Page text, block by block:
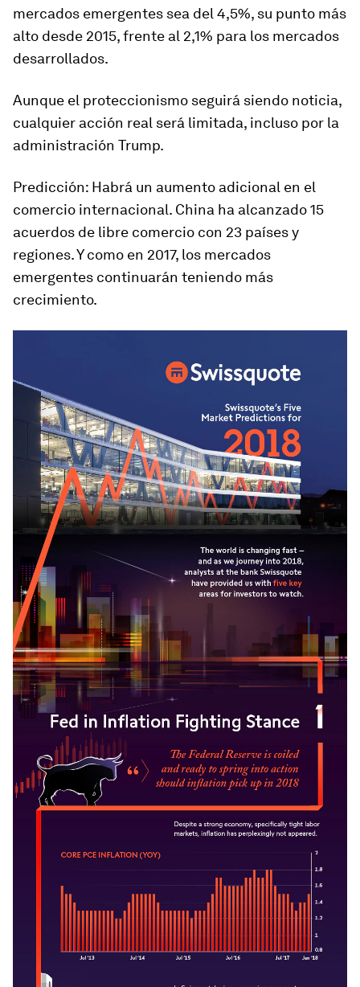
mercados emergentes sea del 4,5%, su punto más
alto desde 2015, frente al 2,1% para los mercados
desarrollados.
Aunque el proteccionismo seguirá siendo noticia,
cualquier acción real será limitada, incluso por la
administración Trump.
Predicción: Habrá un aumento adicional en el
comercio internacional. China ha alcanzado 15
acuerdos de libre comercio con 23 países y
regiones. Y como en 2017, los mercados
emergentes continuarán teniendo más
crecimiento.